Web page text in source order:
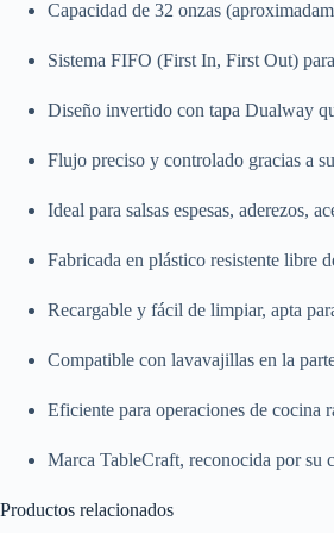
Capacidad de 32 onzas
Sistema FIFO (First In, First Out)
Diseño invertido con tapa Dualway
Flujo preciso y controlado gracias a
Ideal para salsas espesas, aderezos,
Fabricada en plástico resistente libre
Recargable y fácil de limpiar, apta
Compatible con lavavajillas en la
Eficiente para operaciones de cocina
Marca TableCraft, reconocida por su
Productos relacionados